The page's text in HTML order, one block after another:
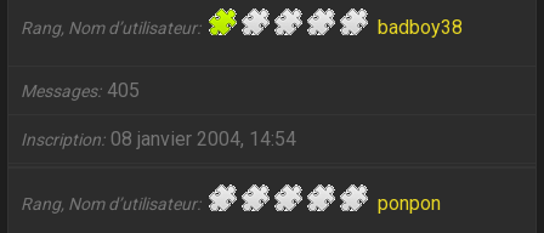
Rang, Nom d’utilisateur badboy38
Messages 405
Inscription 08 janvier 2004, 14:54
Rang, Nom d’utilisateur ponpon